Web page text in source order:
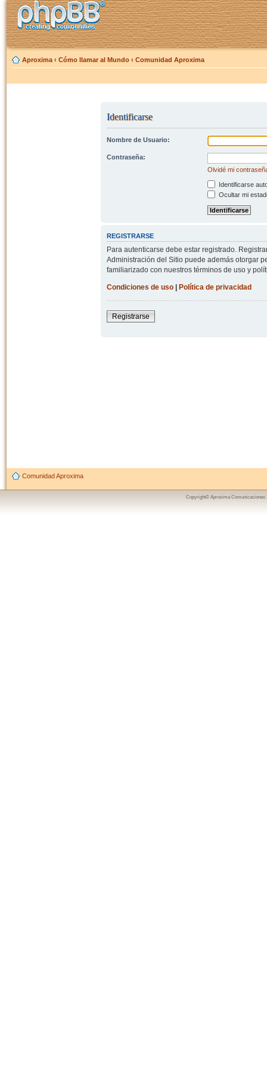
Aproxima ‹ Cómo llamar al Mundo ‹ Comunidad Aproxima
Identificarse
Nombre de Usuario:
Contraseña:
Olvidé mi
Identificarse
Ocultar mi
REGISTRARSE
Para autenticarse debe estar registrado.
Administración del Sitio puede además otorgar
familiarizado con nuestros términos de uso y
Condiciones de uso| Política de privacidad
Registrarse
Comunidad Aproxima
Copyright© Aproxima Comunicaciones